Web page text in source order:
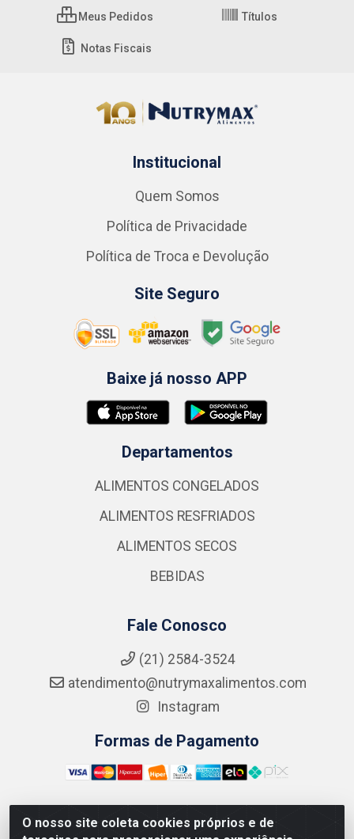
O nosso site coleta cookies próprios e de
Meus Pedidos Títulos
Notas Fiscais
Institucional
Quem Somos
Política de Privacidade
Política de Troca e Devolução
Site Seguro
Baixe já nosso APP
Departamentos
ALIMENTOS CONGELADOS
ALIMENTOS RESFRIADOS
ALIMENTOS SECOS
BEBIDAS
Fale Conosco
(21) 2584-3524
atendimento@nutrymaxalimentos.com
Instagram
Formas de Pagamento
NUTRY MAX COMÉRCIO DE PRODUTOS ALIMENTICIOS